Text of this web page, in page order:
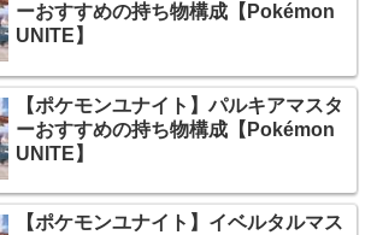
ーおすすめの持ち物構成【Pokémon
UNITE】
【ポケモンユナイト】パルキアマスタ
ーおすすめの持ち物構成【Pokémon
UNITE】
【ポケモンユナイト】イベルタルマス